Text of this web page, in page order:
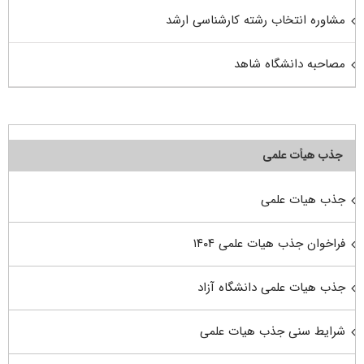
مشاوره انتخاب رشته کارشناسی ارشد
مصاحبه دانشگاه شاهد
جذب هیأت علمی
جذب هیات علمی
فراخوان جذب هیات علمی ۱۴۰۴
جذب هیات علمی دانشگاه آزاد
شرایط سنی جذب هیات علمی